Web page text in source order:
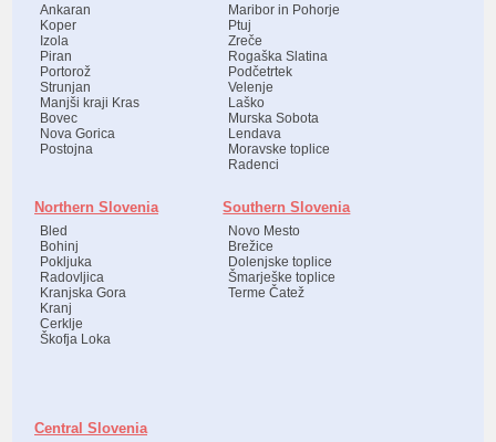
Ankaran
Koper
Izola
Piran
Portorož
Strunjan
Manjši kraji Kras
Bovec
Nova Gorica
Postojna
Maribor in Pohorje
Ptuj
Zreče
Rogaška Slatina
Podčetrtek
Velenje
Laško
Murska Sobota
Lendava
Moravske toplice
Radenci
Northern Slovenia
Bled
Bohinj
Pokljuka
Radovljica
Kranjska Gora
Kranj
Cerklje
Škofja Loka
Southern Slovenia
Novo Mesto
Brežice
Dolenjske toplice
Šmarješke toplice
Terme Čatež
Central Slovenia